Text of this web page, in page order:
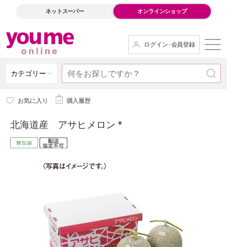
ネットスーパー オンラインショップ
ログイン･会員登録
カテゴリー
お気に入り 購入履歴
北海道産 アサヒメロン *